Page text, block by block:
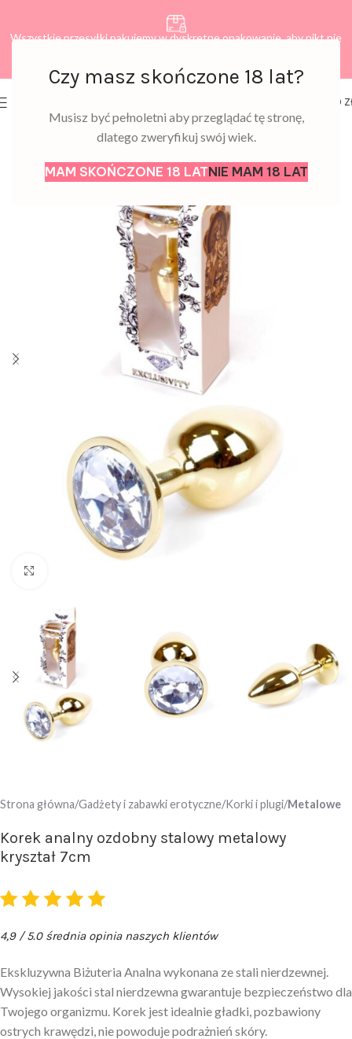
Czy masz skończone 18 lat?
Musisz być pełnoletni aby przeglądać tę stronę,
dlatego zweryfikuj swój wiek.
MAM SKOŃCZONE 18 LATNIE MAM 18 LAT
Wszystkie przesyłki pakujemy w dyskretne opakowanie, aby nikt nie
0,00
Strona główna Gadżety i zabawki erotyczne Korki i plugi Metalowe
Korek analny ozdobny stalowy metalowy
kryształ 7cm
4,9 / 5.0 średnia opinia naszych klientów
Ekskluzywna Biżuteria Analna wykonana ze stali nierdzewnej.
Wysokiej jakości stal nierdzewna gwarantuje bezpieczeństwo dla
Twojego organizmu. Korek jest idealnie gładki, pozbawiony
ostrych krawędzi, nie powoduje podrażnień skóry.